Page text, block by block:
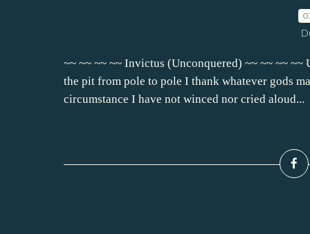
~~ ~~ ~~ ~~ Invictus (Unconquered) ~~ ~~ ~~
the pit from pole to pole I thank whatever gods
circumstance I have not winced nor cried aloud...